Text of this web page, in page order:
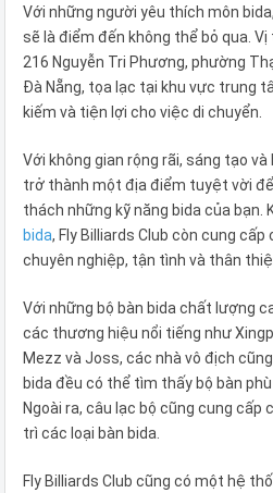
Với những người yêu thích môn
sẽ là điểm đến không thể bỏ qua.
216 Nguyễn Tri Phương, phường
Đà Nẵng, tọa lạc tại khu vực trung
kiếm và tiện lợi cho việc di chuyển.
Với không gian rộng rãi, sáng tạo và
trở thành một địa điểm tuyệt vời
thách những kỹ năng bida của bạn.
bida, Fly Billiards Club còn cung
chuyên nghiệp, tận tình và thân
Với những bộ bàn bida chất lượng
các thương hiệu nổi tiếng như
Mezz và Joss, các nhà vô địch
bida đều có thể tìm thấy bộ bàn
Ngoài ra, câu lạc bộ cũng cung cấp
trì các loại bàn bida.
Fly Billiards Club cũng có một hệ